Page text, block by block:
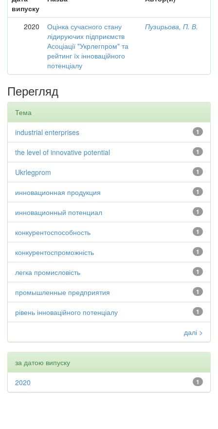
випуску
2020
Оцінка сучасного стану
лідируючих підприємств
Асоціації "Укрлегпром" та
рейтинг їх інноваційного
потенціалу
Пузирьова, П. В.
Перегляд
Тема
1
industrial enterprises
1
the level of innovative potential
1
Ukrlegprom
1
инновационная продукция
1
инновационный потенциал
1
конкурентоспособность
1
конкурентоспроможність
1
легка промисловість
1
промышленные предприятия
1
рівень інноваційного потенціалу
далі >
за датою випуску
1
2020